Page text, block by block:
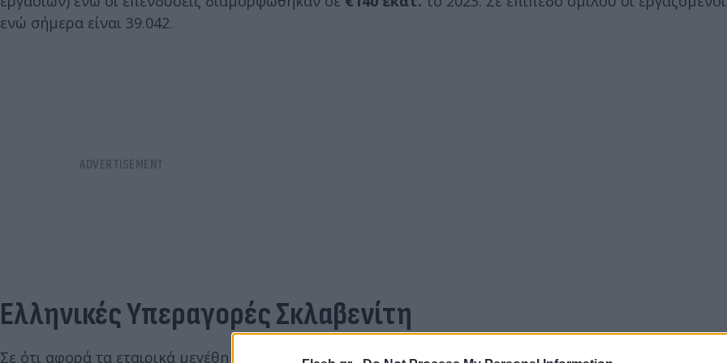
ενώ σήμερα είναι 39.042.
Ελληνικές Υπεραγορές Σκλαβενίτη
Σε ότι αφορά τα εταιρικά μεγέθη της "Ελληνικές Υπεραγορές Σκλαβενίτη", δηλαδή τα μεγέθη της